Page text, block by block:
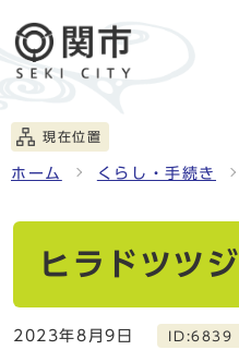
現在位置
ホーム くらし・手続き
ヒラドツツジ
2023年8月9日 ID:6839